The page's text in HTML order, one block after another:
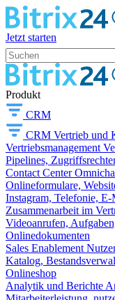
Jetzt starten
Produkt
CRM
CRM Vertrieb und
Vertriebsmanagement
Pipelines,
Contact Center
Onlineformulare,
Instagram, Telefonie, E-
Zusammenarbeit im
Videoanrufen,
Onlinedokumenten
Sales Enablement
Katalog,
Onlineshop
Analytik und Berichte